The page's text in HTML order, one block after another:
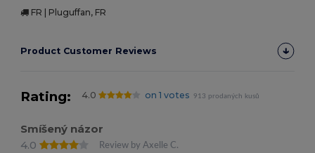
FR | Pluguffan, FR
Product Customer Reviews
Rating: 4.0 on 1 votes 913 prodaných kusů
Smíšený názor
4.0
Review by Axelle C.